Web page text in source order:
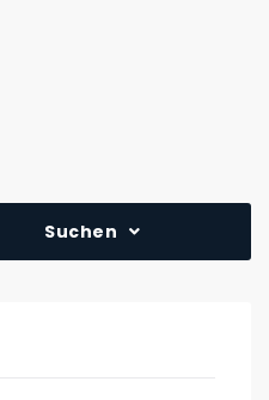
Suchen